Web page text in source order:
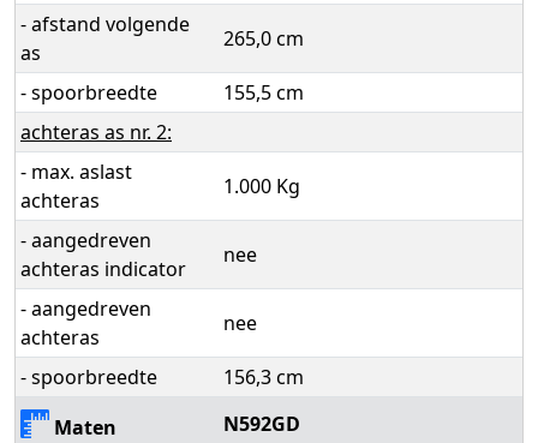
- afstand volgende
as
265,0 cm
- spoorbreedte
155,5 cm
achteras as nr. 2:
- max. aslast
achteras
1.000 Kg
- aangedreven
achteras indicator
nee
- aangedreven
achteras
nee
- spoorbreedte
156,3 cm
Maten
N592GD